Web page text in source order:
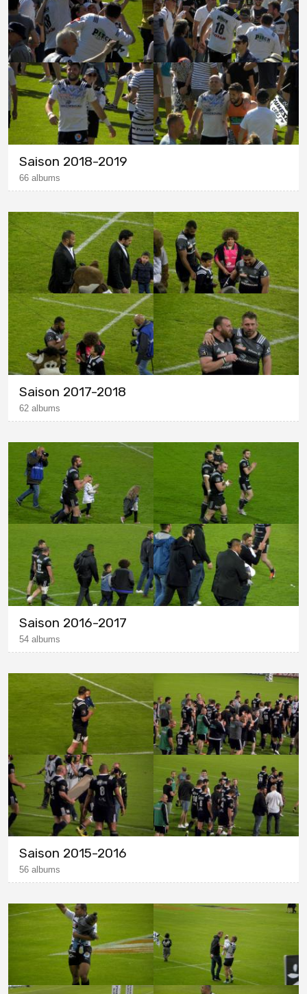
Saison 2018-2019
66 albums
Saison 2017-2018
62 albums
Saison 2016-2017
54 albums
Saison 2015-2016
56 albums